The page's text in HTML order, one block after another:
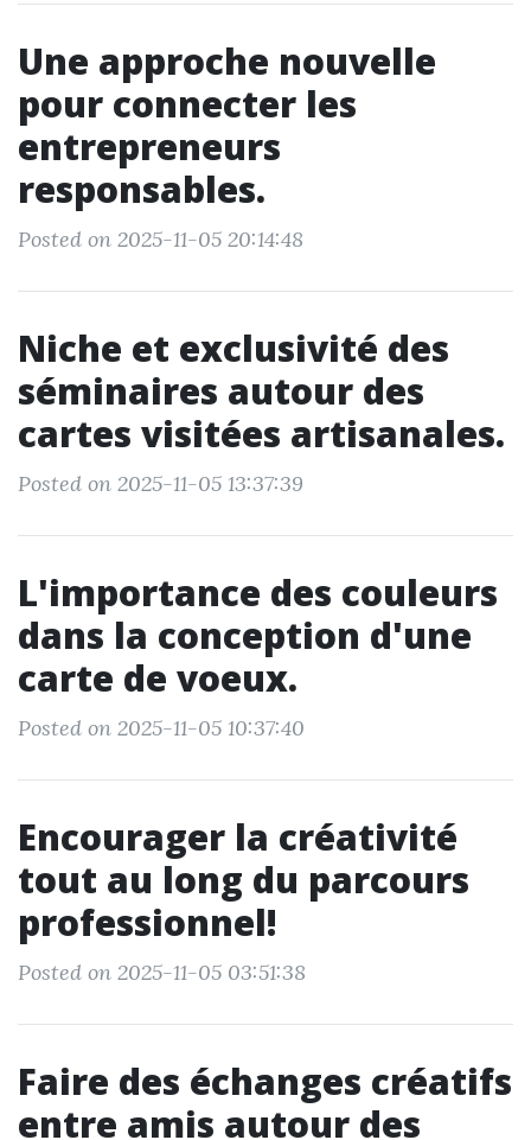
Une approche nouvelle
pour connecter les
entrepreneurs
responsables.
Posted on 2025-11-05 20:14:48
Niche et exclusivité des
séminaires autour des
cartes visitées artisanales.
Posted on 2025-11-05 13:37:39
L'importance des couleurs
dans la conception d'une
carte de voeux.
Posted on 2025-11-05 10:37:40
Encourager la créativité
tout au long du parcours
professionnel!
Posted on 2025-11-05 03:51:38
Faire des échanges créatifs
entre amis autour des